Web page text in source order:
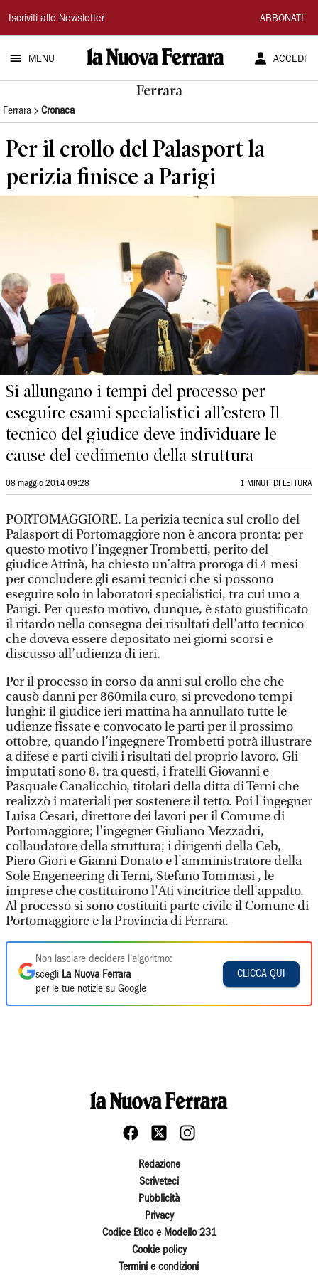
La
Nuova
Ferrara
Iscriviti alle Newsletter ABBONATI
MENU ACCEDI
Ferrara
Ferrara Cronaca
Per il crollo del Palasport la
perizia finisce a Parigi
Si allungano i tempi del processo per
eseguire esami specialistici all’estero Il
tecnico del giudice deve individuare le
cause del cedimento della struttura
08 maggio 2014 09:28 1 MINUTI DI LETTURA
PORTOMAGGIORE. La perizia tecnica sul crollo del
Palasport di Portomaggiore non è ancora pronta: per
questo motivo l’ingegner Trombetti, perito del
giudice Attinà, ha chiesto un’altra proroga di 4 mesi
per concludere gli esami tecnici che si possono
eseguire solo in laboratori specialistici, tra cui uno a
Parigi. Per questo motivo, dunque, è stato giustificato
il ritardo nella consegna dei risultati dell’atto tecnico
che doveva essere depositato nei giorni scorsi e
discusso all’udienza di ieri.
Per il processo in corso da anni sul crollo che che
causò danni per 860mila euro, si prevedono tempi
lunghi: il giudice ieri mattina ha annullato tutte le
udienze fissate e convocato le parti per il prossimo
ottobre, quando l’ingegnere Trombetti potrà illustrare
a difese e parti civili i risultati del proprio lavoro. Gli
imputati sono 8, tra questi, i fratelli Giovanni e
Pasquale Canalicchio, titolari della ditta di Terni che
realizzò i materiali per sostenere il tetto. Poi l'ingegner
Luisa Cesari, direttore dei lavori per il Comune di
Portomaggiore; l'ingegner Giuliano Mezzadri,
collaudatore della struttura; i dirigenti della Ceb,
Piero Giori e Gianni Donato e l'amministratore della
Sole Engeneering di Terni, Stefano Tommasi , le
imprese che costituirono l'Ati vincitrice dell'appalto.
Al processo si sono costituiti parte civile il Comune di
Portomaggiore e la Provincia di Ferrara.
Non lasciare decidere l'algoritmo:
scegli La Nuova Ferrara
per le tue notizie su Google
CLICCA QUI
Redazione
Scriveteci
Pubblicità
Privacy
Codice Etico e Modello 231
Cookie policy
Termini e condizioni